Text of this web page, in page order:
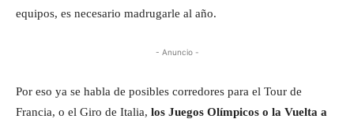
equipos, es necesario madrugarle al año.
- Anuncio -
Por eso ya se habla de posibles corredores para el Tour de
Francia, o el Giro de Italia, los Juegos Olímpicos o la Vuelta a